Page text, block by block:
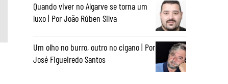
Quando viver no Algarve se torna um
luxo | Por João Rúben Silva
Um olho no burro, outro no cigano | Por
José Figueiredo Santos